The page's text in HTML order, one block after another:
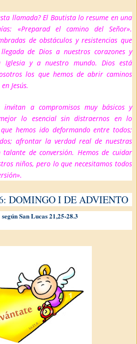
llamada? El Bautista lo resume en una
«Preparad el camino del Señor».
de obstáculos y resistencias que
de Dios a nuestros corazones y
Iglesia y a nuestro mundo. Dios está
los que hemos de abrir caminos
Jesús.
invitan a compromisos muy básicos y
lo esencial sin distraernos en lo
hemos ido deformando entre todos;
afrontar la verdad real de nuestras
de conversión. Hemos de cuidar
niños, pero lo que necesitamos todos
.
DOMINGO I DE ADVIENTO
según San Lucas 21,25-28.3